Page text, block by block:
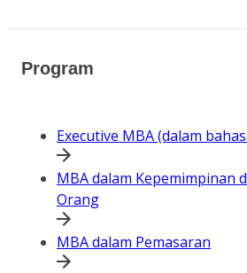
Program
Executive MBA (dalam
MBA dalam Kepemimpinan
Orang
MBA dalam Pemasaran